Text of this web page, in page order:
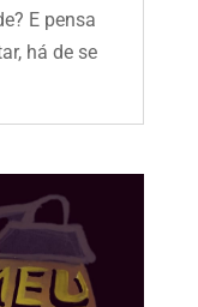
E pensa
há de se